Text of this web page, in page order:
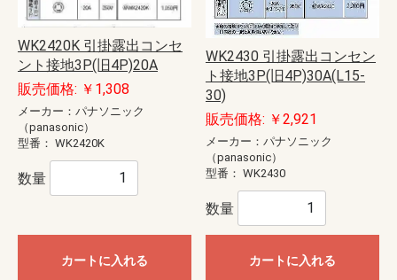
WK2420K 引掛露出コンセ
ント接地3P(旧4P)20A
販売価格: ￥1,308
メーカー：パナソニック
（panasonic）
型番： WK2420K
数量
カートに入れる
WK2430 引掛露出コンセン
ト接地3P(旧4P)30A(L15-
30)
販売価格: ￥2,921
メーカー：パナソニック
（panasonic）
型番： WK2430
数量
カートに入れる